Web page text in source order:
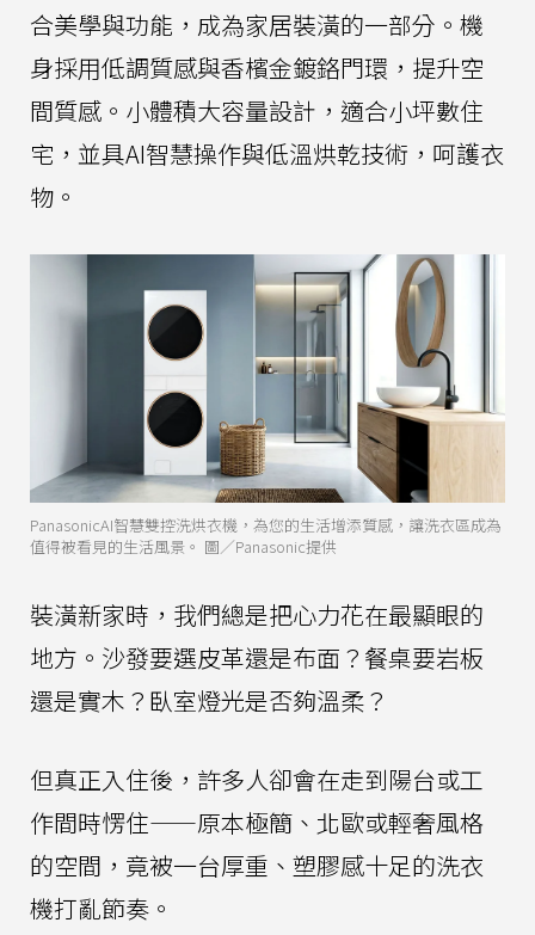
合美學與功能，成為家居裝潢的一部分。機
身採用低調質感與香檳金鍍鉻門環，提升空
間質感。小體積大容量設計，適合小坪數住
宅，並具AI智慧操作與低溫烘乾技術，呵護衣
物。
PanasonicAI智慧雙控洗烘衣機，為您的生活增添質感，讓洗衣區成為
值得被看見的生活風景。 圖／Panasonic提供
裝潢新家時，我們總是把心力花在最顯眼的
地方。沙發要選皮革還是布面？餐桌要岩板
還是實木？臥室燈光是否夠溫柔？
但真正入住後，許多人卻會在走到陽台或工
作間時愣住——原本極簡、北歐或輕奢風格
的空間，竟被一台厚重、塑膠感十足的洗衣
機打亂節奏。